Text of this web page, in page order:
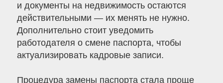
и документы на недвижимость остаются
действительными — их менять не нужно.
Дополнительно стоит уведомить
работодателя о смене паспорта, чтобы
актуализировать кадровые записи.
Процедура замены паспорта стала проще